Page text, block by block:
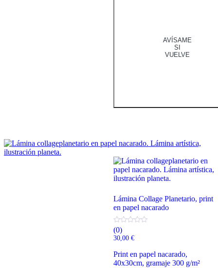
AVÍSAME
SI
VUELVE
Lámina Collage Planetario, print
en papel nacarado
(0)
30,00 €
Print en papel nacarado,
40x30cm, gramaje 300 g/m²